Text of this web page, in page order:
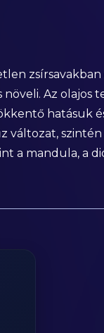
zsírsavakban
Az olajos
hatásuk
változat, szintén
a mandula, a